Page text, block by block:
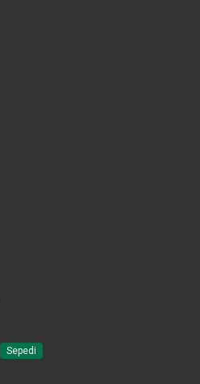
Sepedi